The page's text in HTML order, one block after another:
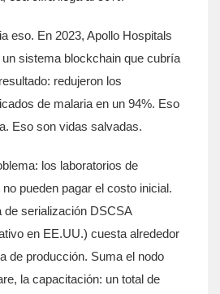
eso. En 2023, Apollo Hospitals
sistema blockchain que cubría
redujeron los
de malaria en un 94%. Eso
Eso son vidas salvadas.
los laboratorios de
pueden pagar el costo inicial.
de serialización DSCSA
en EE.UU.) cuesta alrededor
de producción. Suma el nodo
la capacitación: un total de